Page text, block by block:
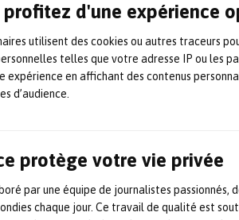
d'une expérience
utilisent des cookies ou autres traceurs
telles que votre adresse IP ou les
expérience en affichant des contenus
d’audience.
protège votre vie privée
par une équipe de journalistes passionnés,
chaque jour. Ce travail de qualité est